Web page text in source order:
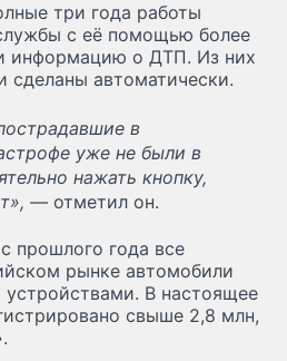
три года работы
с её помощью более
информацию о ДТП. Из них
сделаны автоматически.
в
уже не были в
нажать кнопку,
— отметил он.
прошлого года все
рынке автомобили
В настоящее
свыше 2,8 млн,